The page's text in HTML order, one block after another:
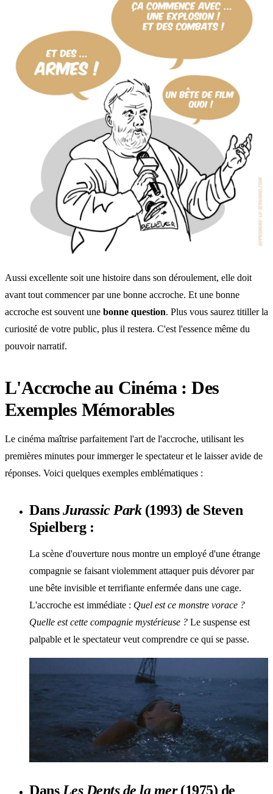
Aussi excellente soit une histoire dans son déroulement, elle doit
avant tout commencer par une bonne accroche. Et une bonne
accroche est souvent une bonne question. Plus vous saurez titiller la
curiosité de votre public, plus il restera. C'est l'essence même du
pouvoir narratif.
L'Accroche au Cinéma : Des
Exemples Mémorables
Le cinéma maîtrise parfaitement l'art de l'accroche, utilisant les
premières minutes pour immerger le spectateur et le laisser avide de
réponses. Voici quelques exemples emblématiques :
DansJurassic Park(1993) de Steven
Spielberg :
La scène d'ouverture nous montre un employé d'une étrange
compagnie se faisant violemment attaquer puis dévorer par
une bête invisible et terrifiante enfermée dans une cage.
L'accroche est immédiate : Quel est ce monstre vorace ?
Quelle est cette compagnie mystérieuse ? Le suspense est
palpable et le spectateur veut comprendre ce qui se passe.
Dans Les Dents de la mer(1975) de